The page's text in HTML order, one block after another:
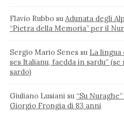
Flavio Rubbo su Adunata degli
“Pietra della Memoria” per il
Sergio Mario Senes su La lingua
ses Italianu, faedda in sardu”
sardo)
Giuliano Lusiani su “Su
Giorgio Frongia di 83 anni